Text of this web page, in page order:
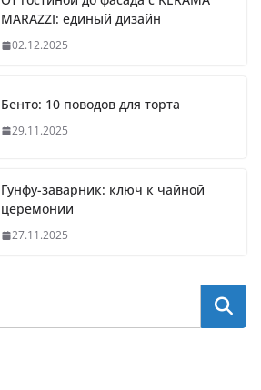
MARAZZI: единый дизайн
02.12.2025
Бенто: 10 поводов для торта
29.11.2025
Гунфу-заварник: ключ к чайной
церемонии
27.11.2025